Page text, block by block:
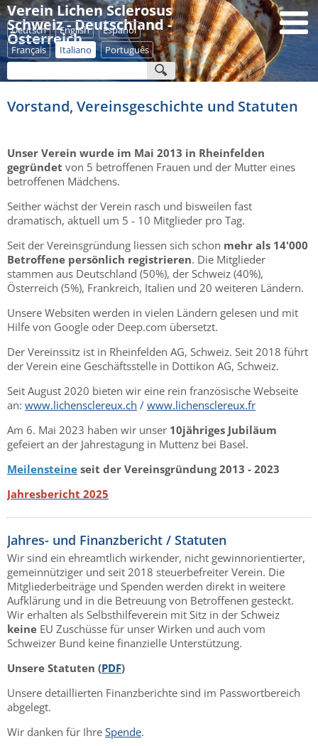
Verein Lichen Sclerosus
Schweiz - Deutschland -
Österreich
Deutsch English
Español
Français
Italiano Português
Vorstand, Vereinsgeschichte und Statuten
Unser Verein wurde im Mai 2013 in Rheinfelden
gegründet von 5 betroffenen Frauen und der Mutter eines
betroffenen Mädchens.
Seither wächst der Verein rasch und bisweilen fast
dramatisch, aktuell um 5 - 10 Mitglieder pro Tag.
Seit der Vereinsgründung liessen sich schon mehr als 14'000
Betroffene persönlich registrieren. Die Mitglieder
stammen aus Deutschland (50%), der Schweiz (40%),
Österreich (5%), Frankreich, Italien und 20 weiteren Ländern.
Unsere Websiten werden in vielen Ländern gelesen und mit
Hilfe von Google oder Deep.com übersetzt.
Der Vereinssitz ist in Rheinfelden AG, Schweiz. Seit 2018 führt
der Verein eine Geschäftsstelle in Dottikon AG, Schweiz.
Seit August 2020 bieten wir eine rein französische Webseite
an: www.lichensclereux.ch / www.lichensclereux.fr
Am 6. Mai 2023 haben wir unser 10jähriges Jubiläum
gefeiert an der Jahrestagung in Muttenz bei Basel.
Meilensteine seit der Vereinsgründung 2013 - 2023
Jahresbericht 2025
Jahres- und Finanzbericht / Statuten
Wir sind ein ehreamtlich wirkender, nicht gewinnorientierter,
gemeinnütziger und seit 2018 steuerbefreiter Verein. Die
Mitgliederbeiträge und Spenden werden direkt in weitere
Aufklärung und in die Betreuung von Betroffenen gesteckt.
Wir erhalten als Selbsthilfeverein mit Sitz in der Schweiz
keine EU Zuschüsse für unser Wirken und auch vom
Schweizer Bund keine finanzielle Unterstützung.
Unsere Statuten (PDF)
Unsere detaillierten Finanzberichte sind im Passwortbereich
abgelegt.
Wir danken für Ihre Spende.